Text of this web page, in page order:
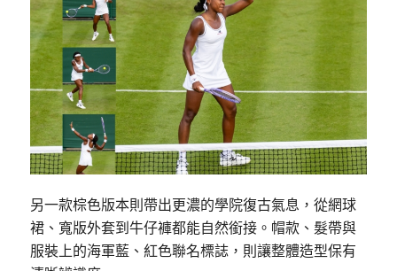
另一款棕色版本則帶出更濃的學院復古氣息，從網球
裙、寬版外套到牛仔褲都能自然銜接。帽款、髮帶與
服裝上的海軍藍、紅色聯名標誌，則讓整體造型保有